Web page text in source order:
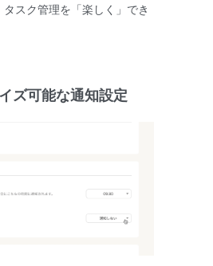
スク管理を「楽しく」でき
ズ可能な通知設定